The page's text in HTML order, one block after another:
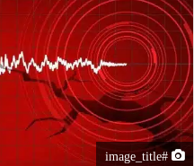
#image_title